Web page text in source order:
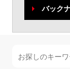
バック